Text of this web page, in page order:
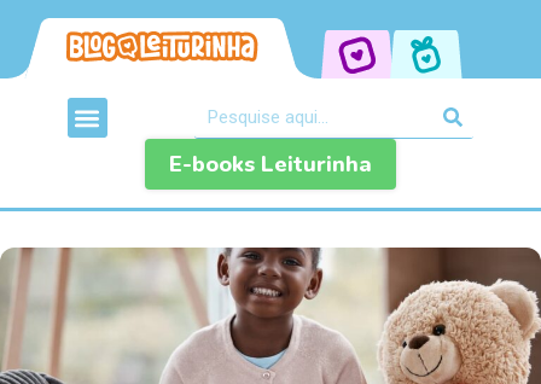
E-books Leiturinha